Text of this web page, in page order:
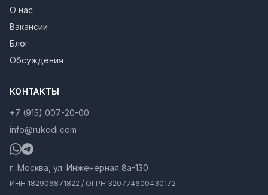
О нас
Вакансии
Блог
Обсуждения
КОНТАКТЫ
+7 (915) 007-20-00
info@rukodi.com
г. Москва, ул. Инженерная 8а-130
ИНН 182906871822 / ОГРН 320774600430172